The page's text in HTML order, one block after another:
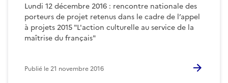
Lundi 12 décembre 2016 : rencontre nationale des
porteurs de projet retenus dans le cadre de l’appel
à projets 2015 "L'action culturelle au service de la
maîtrise du français"
Publié le21 novembre 2016